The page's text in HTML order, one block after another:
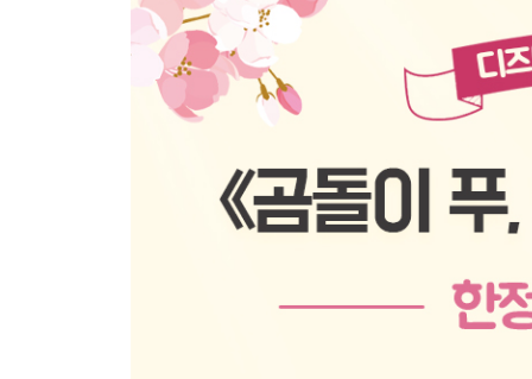
나의 길은 나만이 정할 수 있어요
눈에 보이는 것이 항상 진실은 아니에요
남이 말하는 대로 사는 삶은 의미가 없어요
좋은 일을 함께 기뻐해주는 사람이 진정한 친구에요
갑자기 멋진 생각이 머릿속을 스쳐 지나간다면
내가 어떤사람인지 궁금하다면
친해지고 싶은 사람이 있다면 일단 말을 걸어보세요
아는 것이 많지 않을 때 오히려 자유로울 수 있어요
다정한 사람은 상대에게 수치심을 느끼게 하지 않